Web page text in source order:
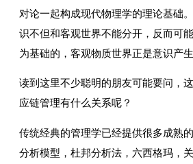
对论一起构成现代物理学的理论基础
识不但和客观世界不能分开，反而可
为基础的，客观物质世界正是意识产生
读到这里不少聪明的朋友可能要问，
应链管理有什么关系呢？
传统经典的管理学已经提供很多成熟
分析模型，杜邦分析法，六西格玛，